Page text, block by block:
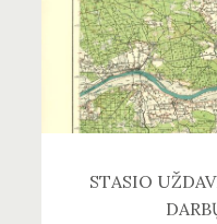
STASIO